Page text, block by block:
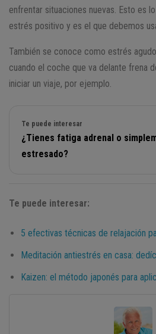
enfrentar situaciones nuevas. Esto es
estrés positivo y es el que debemos
También se conoce como estrés
cuando el coche que va delante frena
iniciar un viaje, por ejemplo.
Te puede interesar
¿Tienes fatiga adrenal o
estresado?
Te puede interesar:
5 efectivas técnicas de relajación
Meditación antiestrés en casa:
Kaizen: el método japonés para